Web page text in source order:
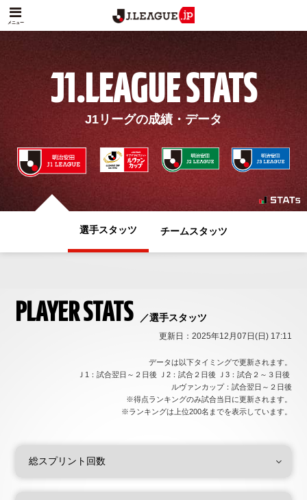
メニュー
J1.LEAGUE STATS
J1リーグの成績・データ
選手スタッツ チームスタッツ
PLAYER STATS ／選手スタッツ
更新日：2025年12月07日(日) 17:11
データは以下タイミングで更新されます。
Ｊ1：試合翌日～２日後 Ｊ2：試合２日後 Ｊ3：試合２～３日後
ルヴァンカップ：試合翌日～２日後
※得点ランキングのみ試合当日に更新されます。
※ランキングは上位200名までを表示しています。